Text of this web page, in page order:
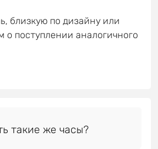
близкую по дизайну или
поступлении аналогичного